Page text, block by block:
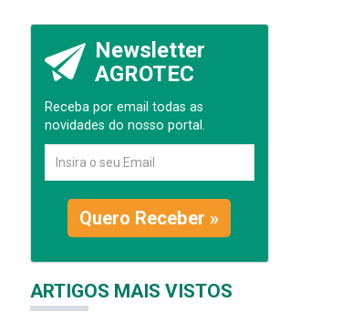
Newsletter
AGROTEC
Receba por email todas as
novidades do nosso portal.
Quero Receber »
ARTIGOS MAIS VISTOS